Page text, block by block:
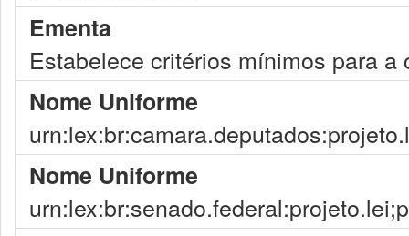
Ementa
Estabelece critérios mínimos para
Nome Uniforme
Nome Uniforme